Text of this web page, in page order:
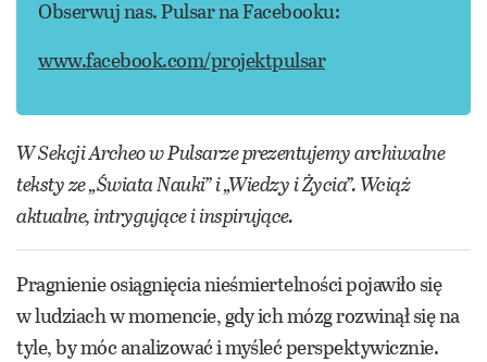
Obserwuj nas. Pulsar na Facebooku:
www.facebook.com/projektpulsar
W Sekcji Archeo w Pulsarze prezentujemy archiwalne
teksty ze „Świata Nauki” i „Wiedzy i Życia”. Wciąż
aktualne, intrygujące i inspirujące.
Pragnienie osiągnięcia nieśmiertelności pojawiło się
w ludziach w momencie, gdy ich mózg rozwinął się na
tyle, by móc analizować i myśleć perspektywicznie.